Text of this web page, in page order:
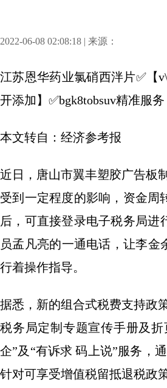
2022-06-08 02:08:18 | 来源：
江苏恩华药业氯硝西泮片✅【
开添加】✅bgk8tobsuv精准服
本文转自：经济参考报
近日，唐山市翼丰塑胶广告板
受到一定程度的影响，资金周
后，可直接登录电子税务局
员孟凡亮的一通电话，让李金
行着操作指导。
据悉，新的组合式税费支持政
税务局定制专题宣传手册及
企”及“有诉求 码上说”服务，
针对可享受增值税留抵退税政